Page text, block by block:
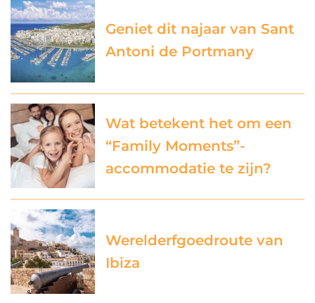
Geniet dit najaar van Sant
Antoni de Portmany
Wat betekent het om een
“Family Moments”-
accommodatie te zijn?
Werelderfgoedroute van
Ibiza